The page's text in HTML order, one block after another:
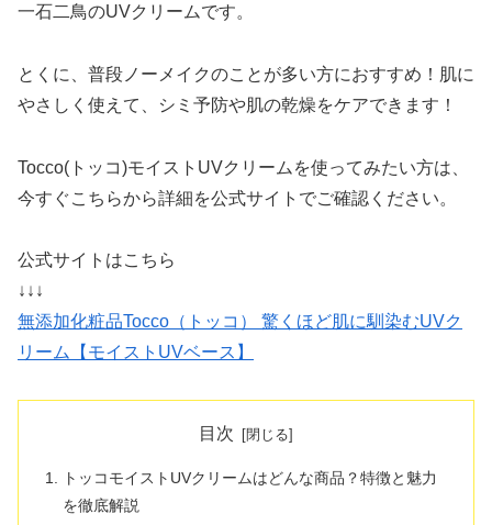
一石二鳥のUVクリームです。
とくに、普段ノーメイクのことが多い方におすすめ！肌に
やさしく使えて、シミ予防や肌の乾燥をケアできます！
Tocco(トッコ)モイストUVクリームを使ってみたい方は、
今すぐこちらから詳細を公式サイトでご確認ください。
公式サイトはこちら
↓↓↓
無添加化粧品Tocco（トッコ） 驚くほど肌に馴染むUVク
リーム【モイストUVベース】
目次
トッコモイストUVクリームはどんな商品？特徴と魅力
を徹底解説